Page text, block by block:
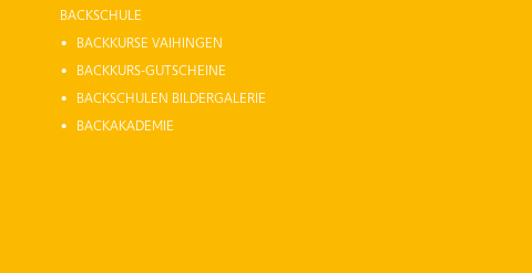
BACKSCHULE
BACKKURSE VAIHINGEN
BACKKURS-GUTSCHEINE
BACKSCHULEN BILDERGALERIE
BACKAKADEMIE